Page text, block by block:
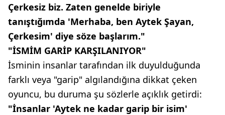
Çerkesiz biz. Zaten genelde biriyle
tanıştığımda 'Merhaba, ben Aytek Şayan,
Çerkesim' diye söze başlarım."
"İSMİM GARİP KARŞILANIYOR"
İsminin insanlar tarafından ilk duyulduğunda
farklı veya "garip" algılandığına dikkat çeken
oyuncu, bu duruma şu sözlerle açıklık getirdi:
"İnsanlar 'Aytek ne kadar garip bir isim'